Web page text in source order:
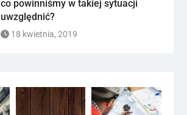
co powinniśmy w takiej sytuacji
uwzględnić?
18 kwietnia, 2019